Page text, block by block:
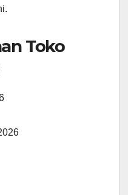
Toko